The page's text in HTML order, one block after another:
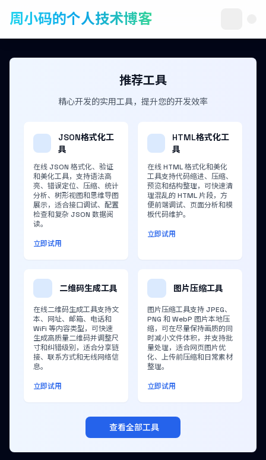
周小码的个人技术博客
推荐工具
精心开发的实用工具，提升您的开发效率
JSON格式化工
具
在线 JSON 格式化、验证
和美化工具，支持语法高
亮、错误定位、压缩、统计
分析、树形视图和思维导图
展示，适合接口调试、配置
检查和复杂 JSON 数据阅
读。
立即试用
HTML格式化工
具
在线 HTML 格式化和美化
工具支持代码缩进、压缩、
预览和结构整理，可快速清
理混乱的 HTML 片段，方
便前端调试、页面分析和模
板代码维护。
立即试用
二维码生成工具
在线二维码生成工具支持文
本、网址、邮箱、电话和
WiFi 等内容类型，可快速
生成高质量二维码并调整尺
寸和纠错级别，适合分享链
接、联系方式和无线网络信
息。
立即试用
图片压缩工具
图片压缩工具支持 JPEG、
PNG 和 WebP 图片本地压
缩，可在尽量保持画质的同
时减小文件体积，并支持批
量处理，适合网页图片优
化、上传前压缩和日常素材
整理。
立即试用
查看全部工具